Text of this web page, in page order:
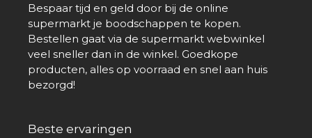
Bespaar tijd en geld door bij de online
supermarkt je boodschappen te kopen.
Bestellen gaat via de supermarkt webwinkel
veel sneller dan in de winkel. Goedkope
producten, alles op voorraad en snel aan huis
bezorgd!
Beste ervaringen